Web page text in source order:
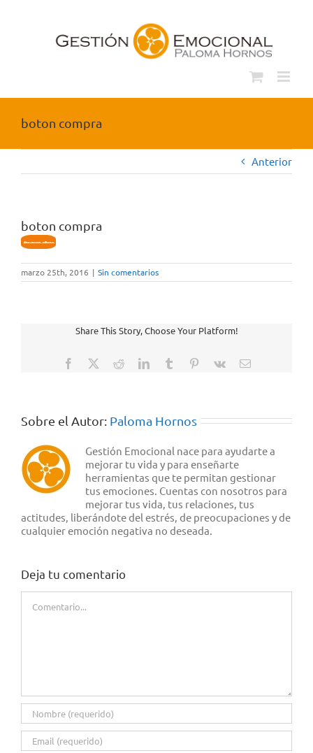
boton compra
Anterior
boton compra
marzo 25th, 2016 | Sin comentarios
Share This Story, Choose Your Platform!
Facebook RedditLinkedInTumblr Pinterest
Vk
Correo
Sobre el Autor: Paloma Hornos
Gestión Emocional nace para ayudarte a
mejorar tu vida y para enseñarte
herramientas que te permitan gestionar
tus emociones. Cuentas con nosotros para
mejorar tus vida, tus relaciones, tus
actitudes, liberándote del estrés, de preocupaciones y de
cualquier emoción negativa no deseada.
Deja tu comentario